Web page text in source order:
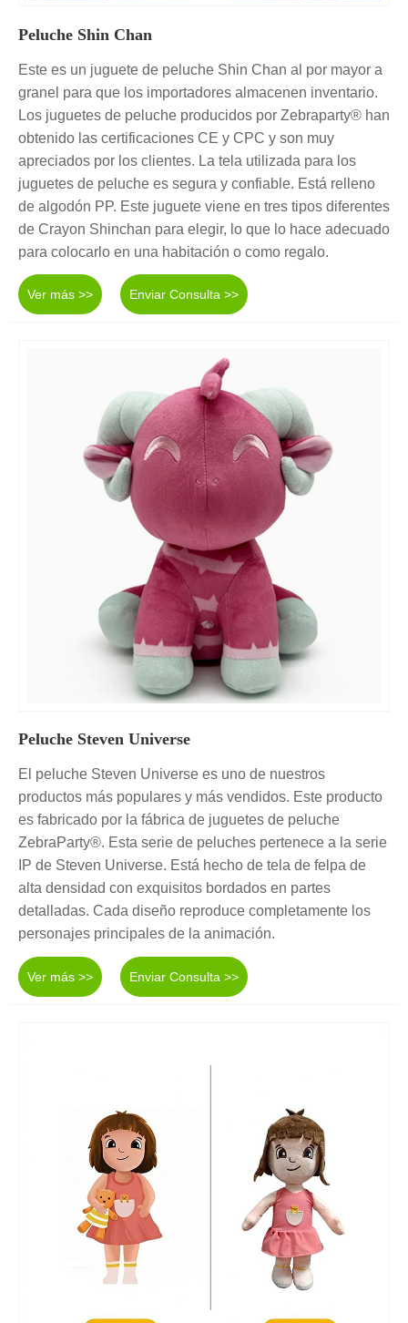
Peluche Shin Chan
Este es un juguete de peluche Shin Chan al por mayor a
granel para que los importadores almacenen inventario.
Los juguetes de peluche producidos por Zebraparty® han
obtenido las certificaciones CE y CPC y son muy
apreciados por los clientes. La tela utilizada para los
juguetes de peluche es segura y confiable. Está relleno
de algodón PP. Este juguete viene en tres tipos diferentes
de Crayon Shinchan para elegir, lo que lo hace adecuado
para colocarlo en una habitación o como regalo.
Ver más >> Enviar Consulta >>
Peluche Steven Universe
El peluche Steven Universe es uno de nuestros
productos más populares y más vendidos. Este producto
es fabricado por la fábrica de juguetes de peluche
ZebraParty®. Esta serie de peluches pertenece a la serie
IP de Steven Universe. Está hecho de tela de felpa de
alta densidad con exquisitos bordados en partes
detalladas. Cada diseño reproduce completamente los
personajes principales de la animación.
Ver más >> Enviar Consulta >>